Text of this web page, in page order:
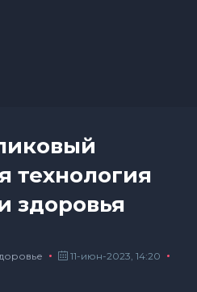
технология
здоровья
11-июн-2023, 14:20